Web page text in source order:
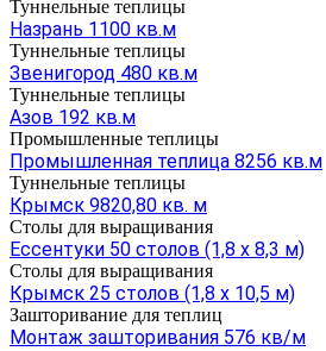
Туннельные теплицы
Назрань 1100 кв.м
Туннельные теплицы
Звенигород 480 кв.м
Туннельные теплицы
Азов 192 кв.м
Промышленные теплицы
Промышленная теплица 8256 кв.м
Туннельные теплицы
Крымск 9820,80 кв. м
Столы для выращивания
Ессентуки 50 столов (1,8 х 8,3 м)
Столы для выращивания
Крымск 25 столов (1,8 х 10,5 м)
Зашторивание для теплиц
Монтаж зашторивания 576 кв/м